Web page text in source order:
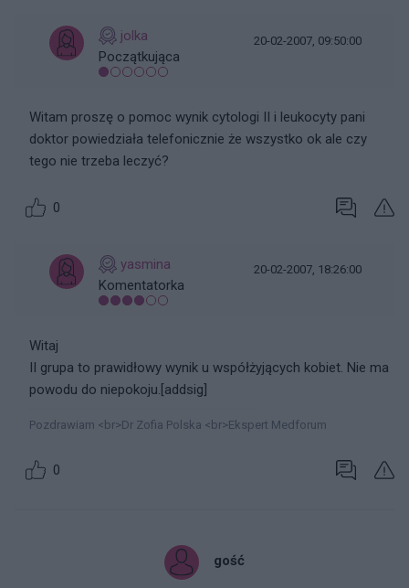
jolka
Początkująca
20-02-2007, 09:50:00
Witam proszę o pomoc wynik cytologi II i leukocyty pani
doktor powiedziała telefonicznie że wszystko ok ale czy
tego nie trzeba leczyć?
0
yasmina
Komentatorka
20-02-2007, 18:26:00
Witaj
II grupa to prawidłowy wynik u współżyjących kobiet. Nie ma
powodu do niepokoju.[addsig]
Pozdrawiam <br>Dr Zofia Polska <br>Ekspert Medforum
0
gość